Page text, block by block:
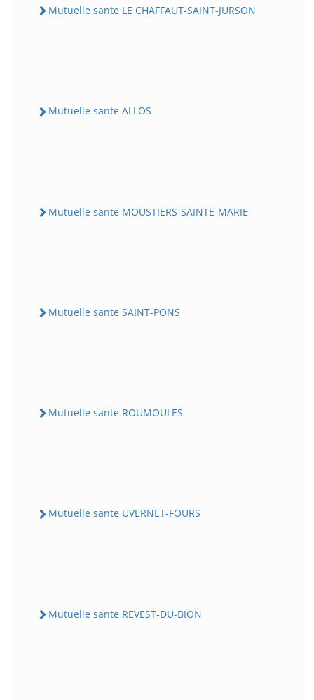
Mutuelle sante LE CHAFFAUT-SAINT-JURSON
Mutuelle sante ALLOS
Mutuelle sante MOUSTIERS-SAINTE-MARIE
Mutuelle sante SAINT-PONS
Mutuelle sante ROUMOULES
Mutuelle sante UVERNET-FOURS
Mutuelle sante REVEST-DU-BION